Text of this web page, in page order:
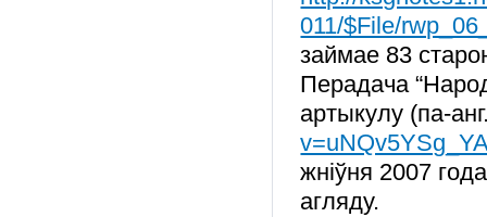
011/$File/
займае 83
Перадача
артыкулу (па-
жніўня 2007
агляду.